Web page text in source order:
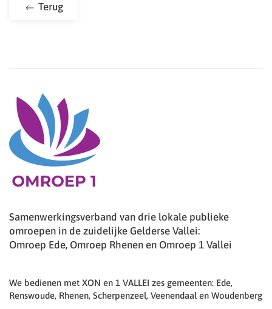
Terug
Samenwerkingsverband van drie lokale publieke
omroepen in de zuidelijke Gelderse Vallei:
Omroep Ede, Omroep Rhenen en Omroep 1 Vallei
We bedienen met XON en 1 VALLEI zes gemeenten: Ede,
Renswoude, Rhenen, Scherpenzeel, Veenendaal en Woudenberg